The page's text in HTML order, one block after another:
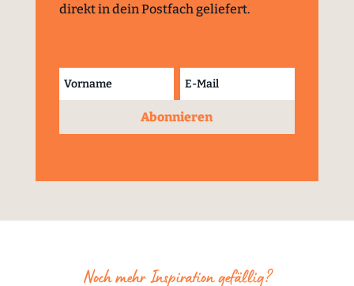
direkt in dein Postfach geliefert.
Abonnieren
Noch mehr Inspiration gefällig?